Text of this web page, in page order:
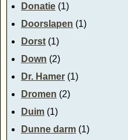
Donatie (1)
Doorslapen (1)
Dorst (1)
Down (2)
Dr. Hamer (1)
Dromen (2)
Duim (1)
Dunne darm (1)